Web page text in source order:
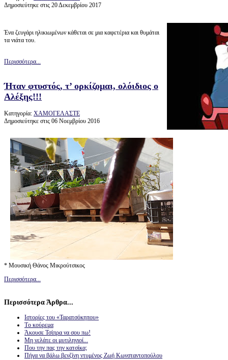
Δημοσιεύτηκε στις 20 Δεκεμβρίου 2017
Ένα ζευγάρι ηλικιωμένων κάθεται σε μια καφετέρια και θυμάται
τα νιάτα του.
Περισσότερα...
Ήταν φτυστός, τ’ ορκίζομαι, ολόιδιος ο
Αλέξης!!!
Κατηγορία: ΧΑΜΟΓΕΛΑΣΤΕ
Δημοσιεύτηκε στις 06 Νοεμβρίου 2016
* Μουσική Θάνος Μικρούτσικος
Περισσότερα...
Περισσότερα Άρθρα...
Ιστορίες του «Ταρατσόκηπου»
Tο κούρεμα
Άκουσε Τσίπρα να σου πω!
Μη γελάτε οι μυτιληνιοί...
Που την πας την κατσίκα;
Πήγα να βάλω βενζίνη ντυμένος Ζωή Κωνσταντοπούλου